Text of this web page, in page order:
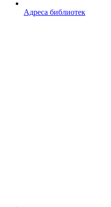
Адреса библиотек